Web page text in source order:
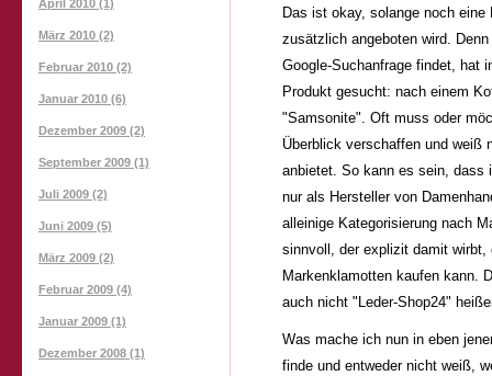
Das ist okay, solange noch
zusätzlich angeboten wird.
Google-Suchanfrage findet, hat
Produkt gesucht: nach einem
"Samsonite". Oft muss oder
Überblick verschaffen und weiß
anbietet. So kann es sein, dass
nur als Hersteller von
alleinige Kategorisierung nach
sinnvoll, der explizit damit
Markenklamotten kaufen kann.
auch nicht "Leder-Shop24"
Was mache ich nun in eben
finde und entweder nicht weiß,
April 2010 (1)
März 2010 (2)
Februar 2010 (2)
Januar 2010 (6)
Dezember 2009 (2)
September 2009 (1)
Juli 2009 (2)
Juni 2009 (5)
März 2009 (2)
Februar 2009 (4)
Januar 2009 (1)
Dezember 2008 (1)